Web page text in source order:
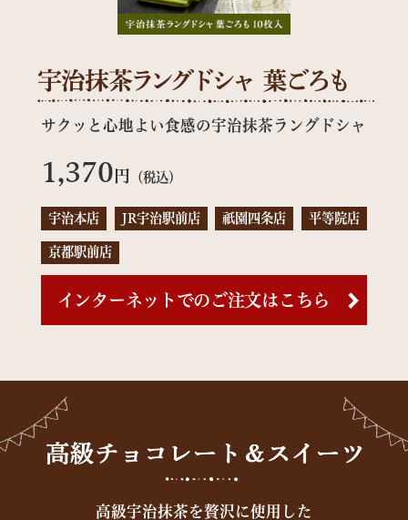
サクッと心地よい食感の宇治抹茶ラングドシャ
1,370 円 （税込）
宇治本店 JR宇治駅前店 祇園四条店 平等院店
京都駅前店
インターネットでのご注文はこちら
高級宇治抹茶を贅沢に使用した